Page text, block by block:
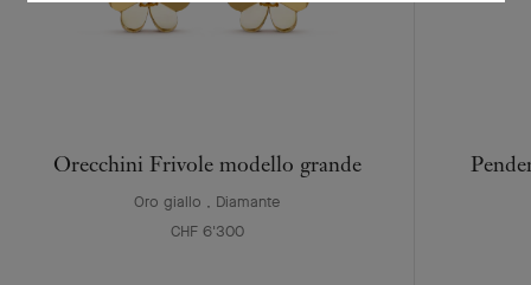
Orecchini Frivole modello grande
Oro giallo , Diamante
CHF 6'300